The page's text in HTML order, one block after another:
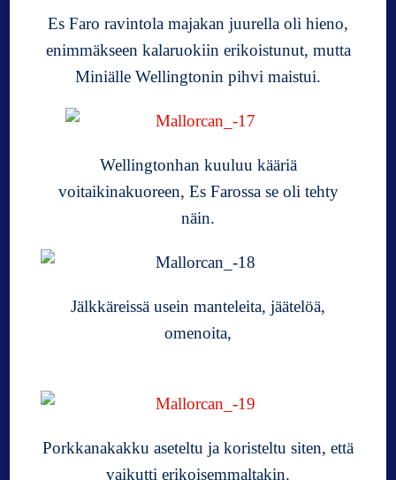
Es Faro ravintola majakan juurella oli hieno,
enimmäkseen kalaruokiin erikoistunut, mutta
Miniälle Wellingtonin pihvi maistui.
Wellingtonhan kuuluu kääriä
voitaikinakuoreen, Es Farossa se oli tehty
näin.
Jälkkäreissä usein manteleita, jäätelöä,
omenoita,
Porkkanakakku aseteltu ja koristeltu siten, että
vaikutti erikoisemmaltakin.